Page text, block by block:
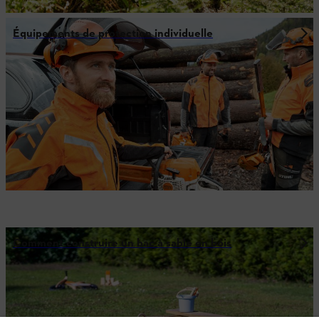
Équipements de protection individuelle
Comment construire un bac à sable en bois